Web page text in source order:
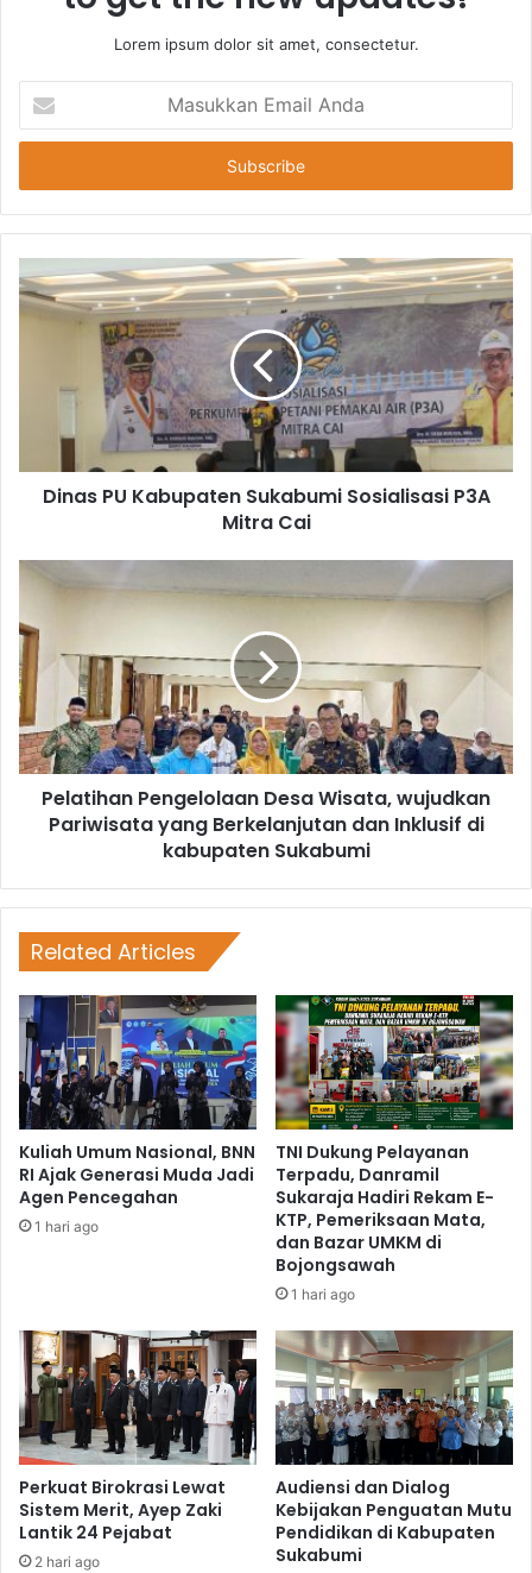
Lorem ipsum dolor sit amet, consectetur.
Email
Anda
Dinas PU Kabupaten Sukabumi Sosialisasi P3A
Mitra Cai
Pelatihan Pengelolaan Desa Wisata, wujudkan
Pariwisata yang Berkelanjutan dan Inklusif di
kabupaten Sukabumi
Related Articles
Kuliah Umum Nasional, BNN
RI Ajak Generasi Muda Jadi
Agen Pencegahan
1 hari ago
TNI Dukung Pelayanan
Terpadu, Danramil
Sukaraja Hadiri Rekam E-
KTP, Pemeriksaan Mata,
dan Bazar UMKM di
Bojongsawah
1 hari ago
Perkuat Birokrasi Lewat
Sistem Merit, Ayep Zaki
Lantik 24 Pejabat
2 hari ago
Audiensi dan Dialog
Kebijakan Penguatan Mutu
Pendidikan di Kabupaten
Sukabumi